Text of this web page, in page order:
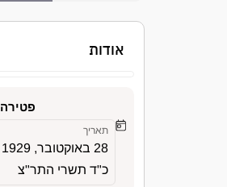
אודות
פטירה
תאריך
28 באוקטובר, 1929
כ"ד תשרי התר"צ